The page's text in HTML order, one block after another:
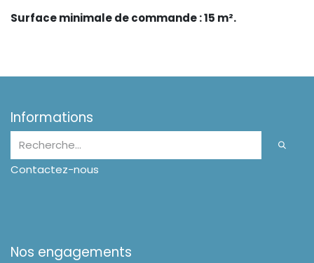
Surface minimale de commande : 15 m².
Informations
Contactez-nous
Nos engagements